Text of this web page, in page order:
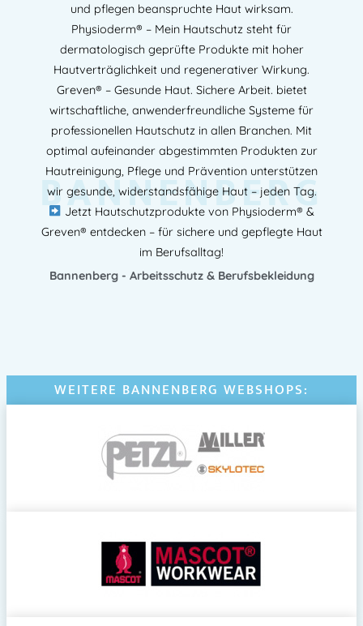
und pflegen beanspruchte Haut wirksam.
Physioderm® – Mein Hautschutz steht für
dermatologisch geprüfte Produkte mit hoher
Hautverträglichkeit und regenerativer Wirkung.
Greven® – Gesunde Haut. Sichere Arbeit. bietet
wirtschaftliche, anwenderfreundliche Systeme für
professionellen Hautschutz in allen Branchen. Mit
optimal aufeinander abgestimmten Produkten zur
Hautreinigung, Pflege und Prävention unterstützen
wir gesunde, widerstandsfähige Haut – jeden Tag.
Jetzt Hautschutzprodukte von Physioderm® &
Greven® entdecken – für sichere und gepflegte Haut
im Berufsalltag!
Bannenberg - Arbeitsschutz & Berufsbekleidung
BANNENBERG
WEITERE BANNENBERG WEBSHOPS: